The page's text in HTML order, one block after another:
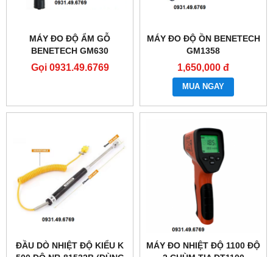
MÁY ĐO ĐỘ ẨM GỖ
BENETECH GM630
Gọi 0931.49.6769
MÁY ĐO ĐỘ ỒN BENETECH
GM1358
1,650,000 đ
MUA NGAY
ĐẦU DÒ NHIỆT ĐỘ KIỂU K
MÁY ĐO NHIỆT ĐỘ 1100 ĐỘ